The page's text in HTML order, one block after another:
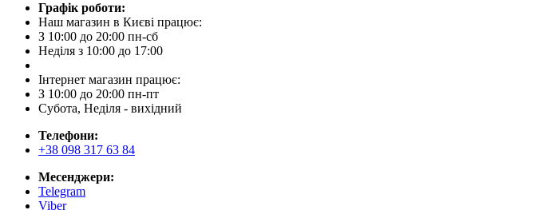
Графік роботи:
Наш магазин в Києві працює:
З 10:00 до 20:00 пн-сб
Неділя з 10:00 до 17:00
Інтернет магазин працює:
З 10:00 до 20:00 пн-пт
Субота, Неділя - вихідний
Телефони:
+38 098 317 63 84
Месенджери:
Telegram
Viber